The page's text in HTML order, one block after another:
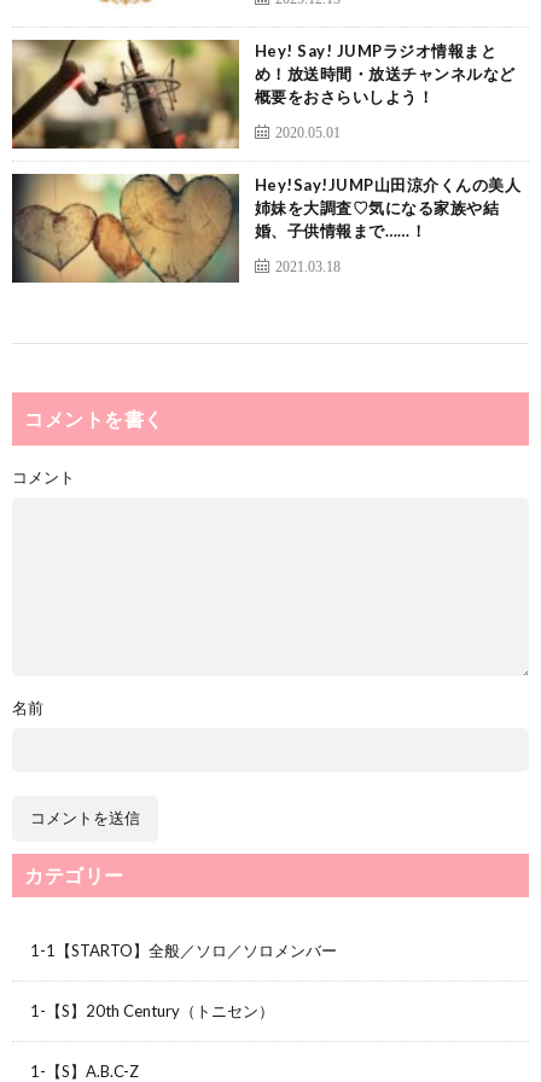
Hey! Say! JUMPラジオ情報まと
め！放送時間・放送チャンネルなど
概要をおさらいしよう！
2020.05.01
Hey!Say!JUMP山田涼介くんの美人
姉妹を大調査♡気になる家族や結
婚、子供情報まで……！
2021.03.18
コメントを書く
コメント
名前
カテゴリー
1-1【STARTO】全般／ソロ／ソロメンバー
1-【S】20th Century（トニセン）
1-【S】A.B.C-Z